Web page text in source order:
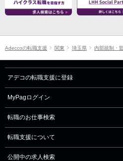
Adeccoの転職支援 関東 埼玉県 内部統制・
アデコの転職支援に登録
MyPagログイン
転職のお仕事検索
転職支援について
公開中の求人検索